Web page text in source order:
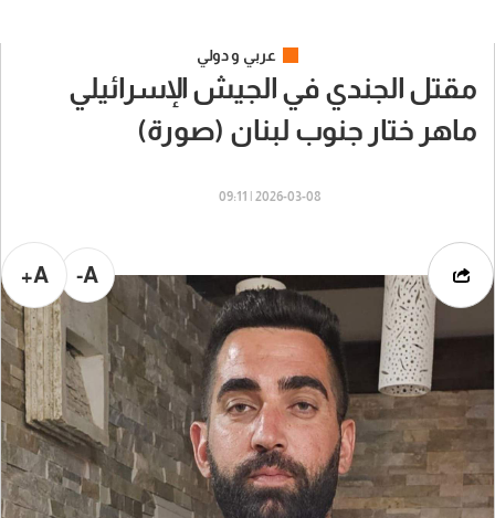
عربي و دولي
مقتل الجندي في الجيش الإسرائيلي
ماهر ختار جنوب لبنان (صورة)
2026-03-08 | 09:11
A-
A+